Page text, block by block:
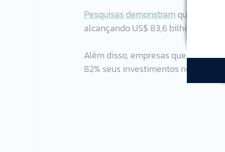
Pesquisas demonstramque até
alcançando US$ 83,6 bilhões.
Além disso, empresas que
82% seus investimentos no último